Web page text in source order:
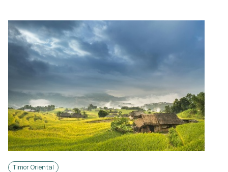
Timor Oriental